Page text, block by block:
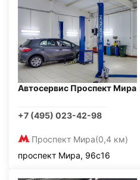
Автосервис Проспект Мира
+7 (495) 023-42-98
Проспект Мира(0,4 км)
проспект Мира, 96с16